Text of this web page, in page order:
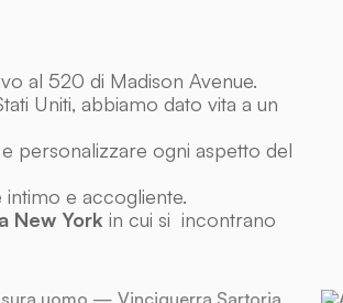
al 520 di Madison Avenue.
Uniti, abbiamo dato vita a un
personalizzare ogni aspetto del
intimo e accogliente.
New York in cui si incontrano